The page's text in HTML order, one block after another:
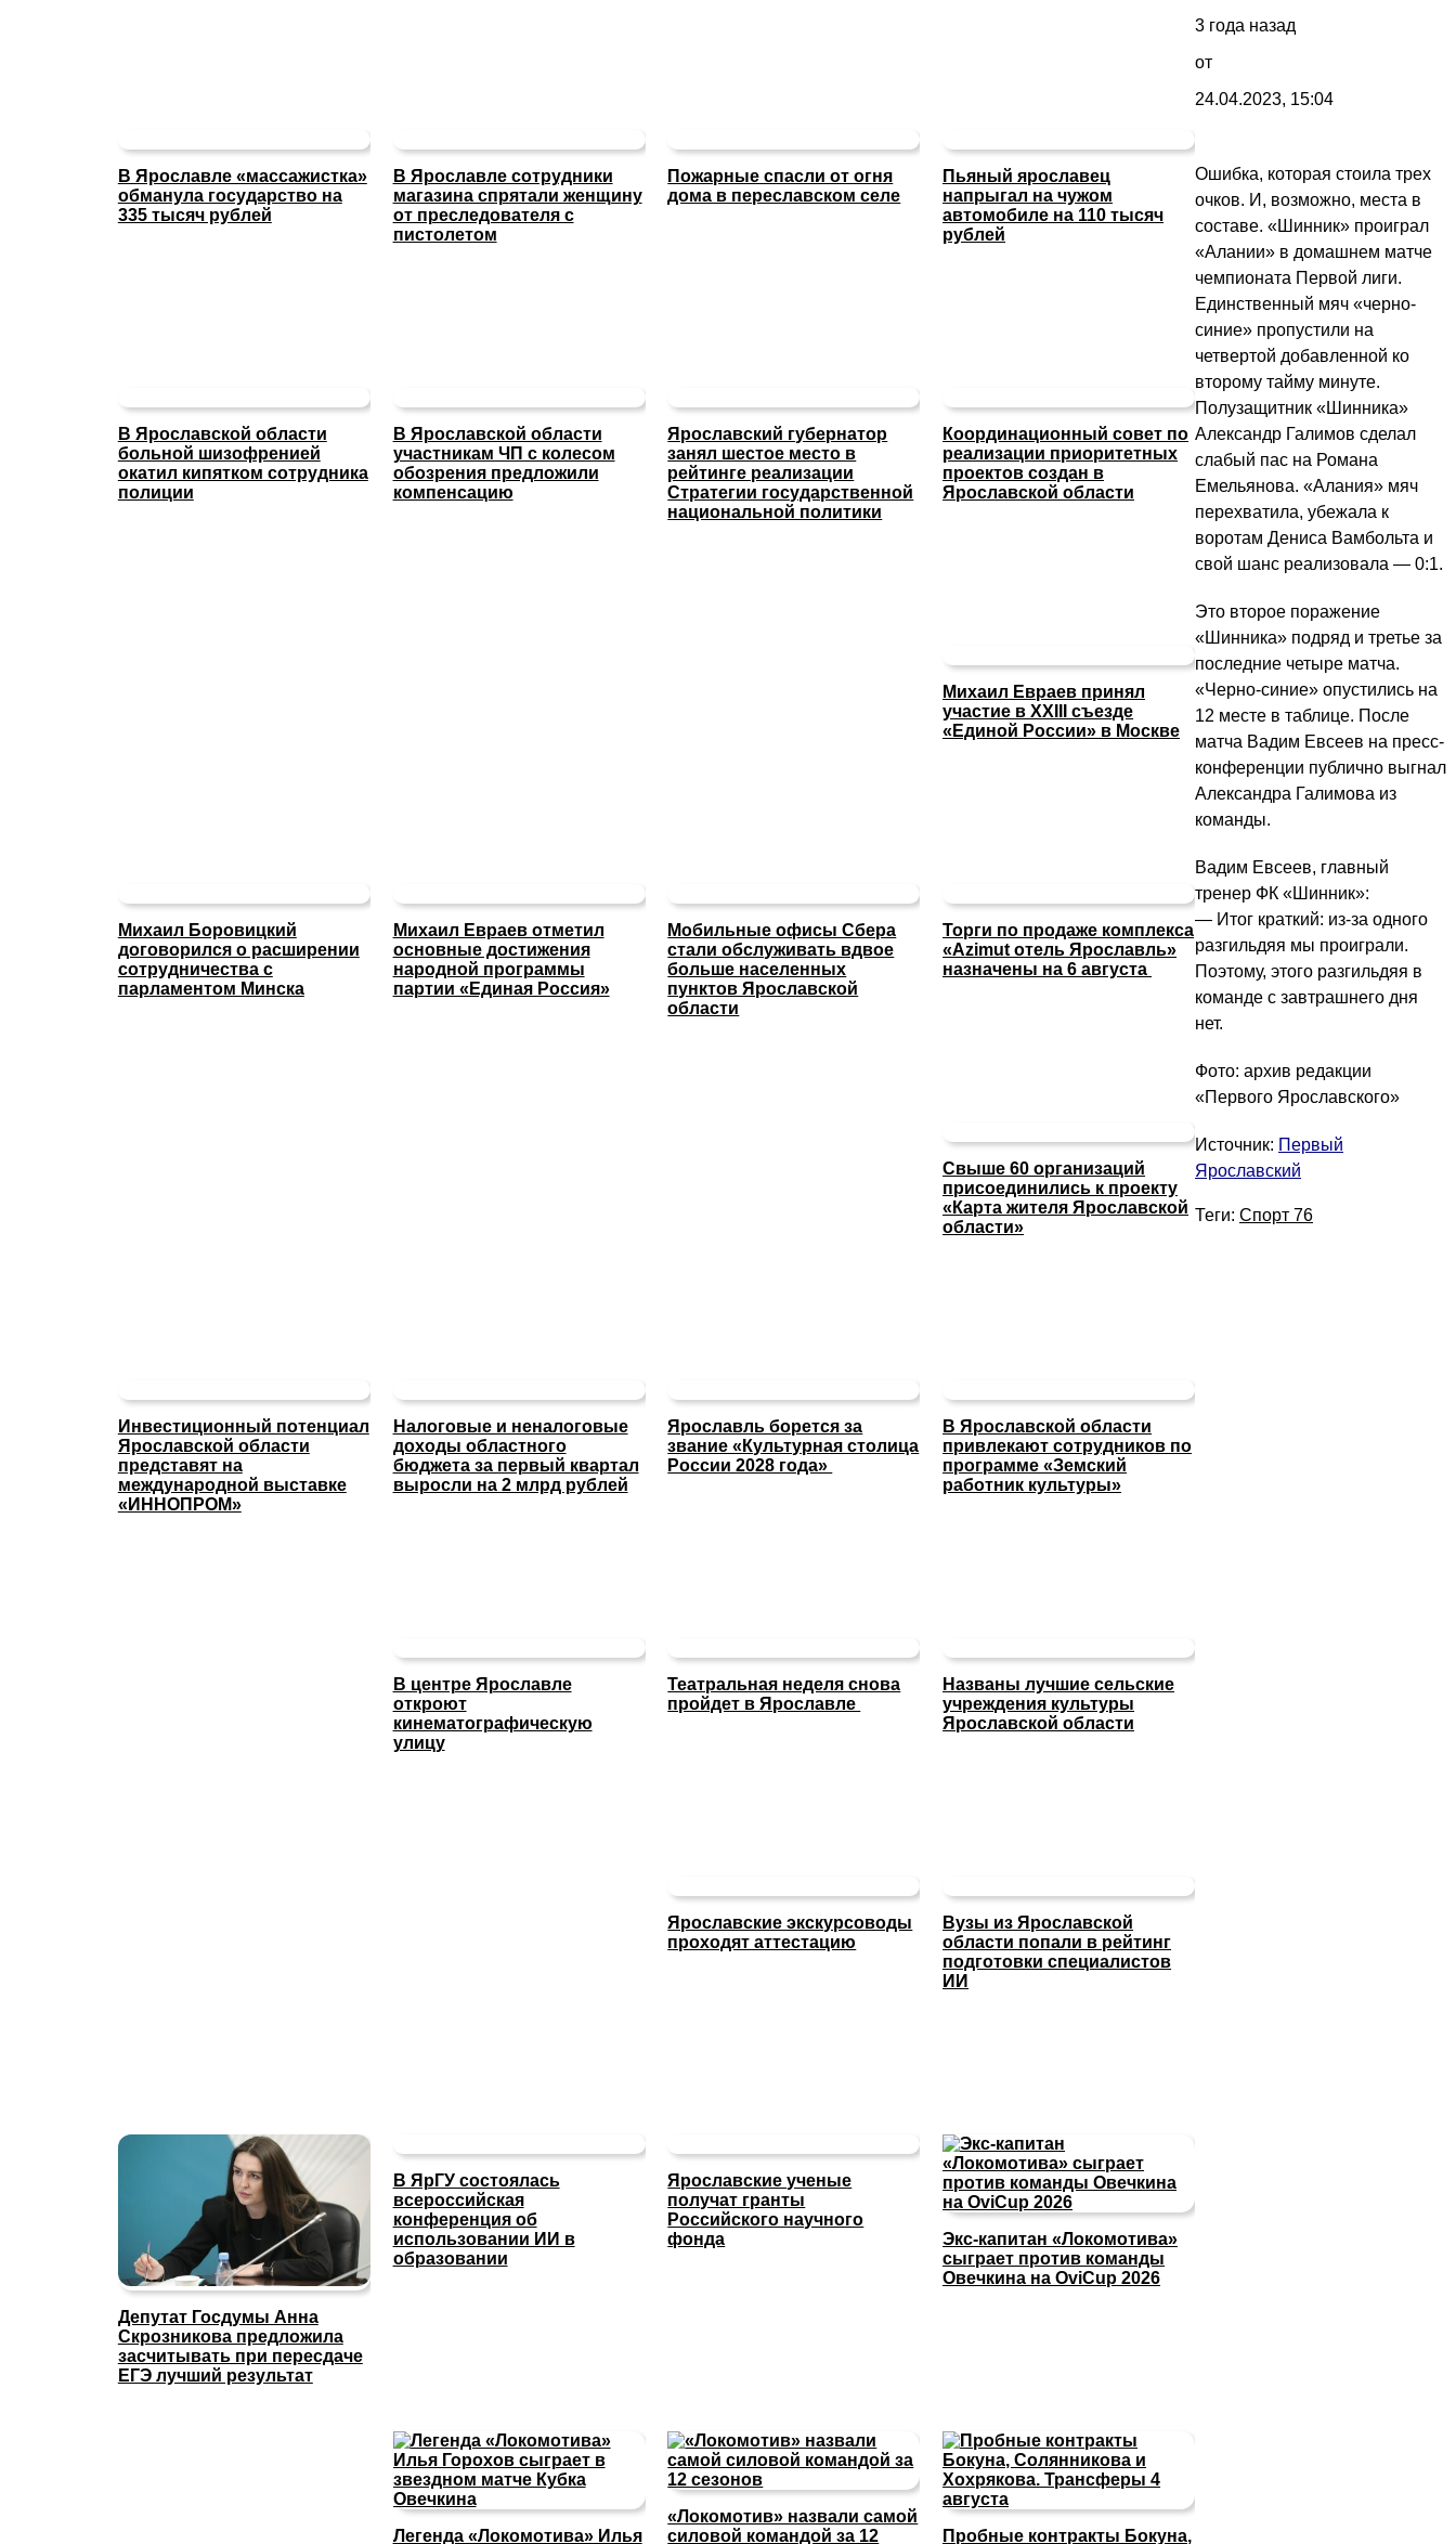
В Ярославле «массажистка»
обманула государство на
335 тысяч рублей
В Ярославле сотрудники
магазина спрятали женщину
от преследователя с
пистолетом
Пожарные спасли от огня
дома в переславском селе
Пьяный ярославец
напрыгал на чужом
автомобиле на 110 тысяч
рублей
В Ярославской области
больной шизофренией
окатил кипятком сотрудника
полиции
В Ярославской области
участникам ЧП с колесом
обозрения предложили
компенсацию
Ярославский губернатор
занял шестое место в
рейтинге реализации
Стратегии государственной
национальной политики
Координационный совет по
реализации приоритетных
проектов создан в
Ярославской области
Михаил Евраев принял
участие в XXIII съезде
«Единой России» в Москве
Михаил Боровицкий
договорился о расширении
сотрудничества с
парламентом Минска
Михаил Евраев отметил
основные достижения
народной программы
партии «Единая Россия»
Мобильные офисы Сбера
стали обслуживать вдвое
больше населенных
пунктов Ярославской
области
Торги по продаже комплекса
«Azimut отель Ярославль»
назначены на 6 августа
Свыше 60 организаций
присоединились к проекту
«Карта жителя Ярославской
области»
Инвестиционный потенциал
Ярославской области
представят на
международной выставке
«ИННОПРОМ»
Налоговые и неналоговые
доходы областного
бюджета за первый квартал
выросли на 2 млрд рублей
Ярославль борется за
звание «Культурная столица
России 2028 года»
В Ярославской области
привлекают сотрудников по
программе «Земский
работник культуры»
В центре Ярославле
откроют
кинематографическую
улицу
Театральная неделя снова
пройдет в Ярославле
Названы лучшие сельские
учреждения культуры
Ярославской области
Ярославские экскурсоводы
проходят аттестацию
Вузы из Ярославской
области попали в рейтинг
подготовки специалистов
ИИ
Депутат Госдумы Анна
Скрозникова предложила
засчитывать при пересдаче
ЕГЭ лучший результат
В ЯрГУ состоялась
всероссийская
конференция об
использовании ИИ в
образовании
Ярославские ученые
получат гранты
Российского научного
фонда
Экс-капитан «Локомотива»
сыграет против команды
Овечкина на OviCup 2026
Легенда «Локомотива» Илья
«Локомотив» назвали самой
силовой командой за 12
Пробные контракты Бокуна,
3 года назад
от
24.04.2023, 15:04
Ошибка, которая стоила трех
очков. И, возможно, места в
составе. «Шинник» проиграл
«Алании» в домашнем матче
чемпионата Первой лиги.
Единственный мяч «черно-
синие» пропустили на
четвертой добавленной ко
второму тайму минуте.
Полузащитник «Шинника»
Александр Галимов сделал
слабый пас на Романа
Емельянова. «Алания» мяч
перехватила, убежала к
воротам Дениса Вамбольта и
свой шанс реализовала — 0:1.
Это второе поражение
«Шинника» подряд и третье за
последние четыре матча.
«Черно-синие» опустились на
12 месте в таблице. После
матча Вадим Евсеев на пресс-
конференции публично выгнал
Александра Галимова из
команды.
Вадим Евсеев, главный
тренер ФК «Шинник»:
— Итог краткий: из-за одного
разгильдяя мы проиграли.
Поэтому, этого разгильдяя в
команде с завтрашнего дня
нет.
Фото: архив редакции
«Первого Ярославского»
Источник: Первый
Ярославский
Теги: Спорт 76